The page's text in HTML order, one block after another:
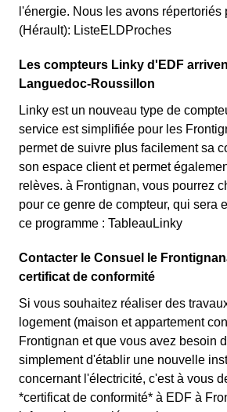
l'énergie. Nous les avons répertoriés
(Hérault): ListeELDProches
Les compteurs Linky d'EDF
Languedoc-Roussillon
Linky est un nouveau type de
service est simplifiée pour les
permet de suivre plus facilement sa
son espace client et permet
relèves. à Frontignan, vous pourrez
pour ce genre de compteur, qui sera
ce programme : TableauLinky
Contacter le Consuel le
certificat de conformité
Si vous souhaitez réaliser des
logement (maison et appartement
Frontignan et que vous avez besoin
simplement d'établir une nouvelle
concernant l'électricité, c'est à vous
*certificat de conformité* à EDF à